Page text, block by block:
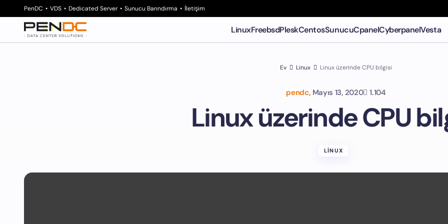
PenDC VDS Dedicated Server Sunucu Barındırma İletişim
LinuxFreebsdPleskCentosSunucuCpanelCyberpanelVesta
Ev Linux Linux üzerinde CPU bilgisi
pendc, Mayıs 13, 2020 1.104
Linux üzerinde CPU
LINUX